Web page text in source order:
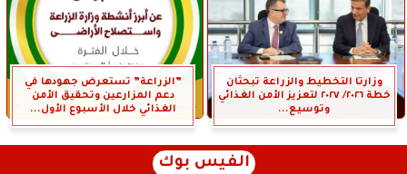
وزارتا التخطيط والزراعة تبحثان
خطة ٢٠٢٦/ ٢٠٢٧ لتعزيز الأمن الغذائي
وتوسيع...
”الزراعة” تستعرض جهودها في
دعم المزارعين وتحقيق الأمن
الغذائي خلال الأسبوع الأول...
الفيس بوك